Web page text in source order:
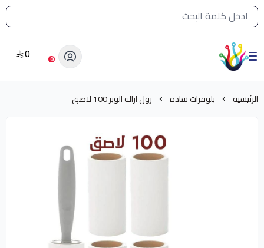
القائمة الرئيسية لمتجر الشرق النادر
الشرق النادر بيع مستلزمات طباعة حرارية 0
0
الرئيسية بلوفرات سادة رول ازالة الوبر 100 لاصق